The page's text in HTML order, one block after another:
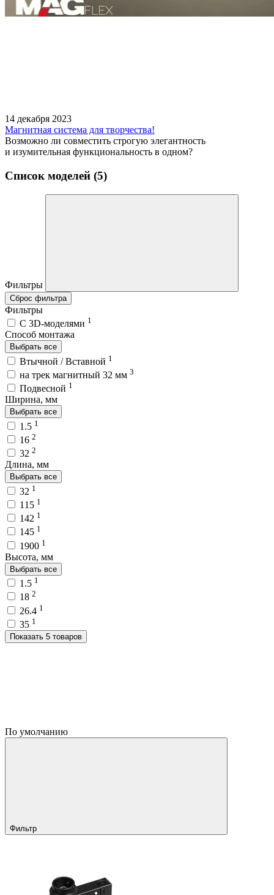
14 декабря 2023
Магнитная система для творчества!
Возможно ли совместить строгую элегантность
и изумительная функциональность в одном?
Список моделей (5)
Фильтры
Сброс фильтра
Фильтры
C 3D-моделями 1
Способ монтажа
Выбрать все
Втычной / Вставной 1
на трек магнитный 32 мм 3
Подвесной 1
Ширина, мм
Выбрать все
1.5 1
16 2
32 2
Длина, мм
Выбрать все
32 1
115 1
142 1
145 1
1900 1
Высота, мм
Выбрать все
1.5 1
18 2
26.4 1
35 1
Показать 5 товаров
По умолчанию
Фильтр